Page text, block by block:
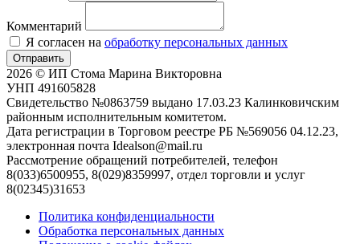
Комментарий
Я согласен на обработку персональных данных
Отправить
2026 © ИП Стома Марина Викторовна
УНП 491605828
Свидетельство №0863759 выдано 17.03.23 Калинковичским
районным исполнительным комитетом.
Дата регистрации в Торговом реестре РБ №569056 04.12.23,
электронная почта Idealson@mail.ru
Рассмотрение обращений потребителей, телефон
8(033)6500955, 8(029)8359997, отдел торговли и услуг
8(02345)31653
Политика конфиденциальности
Обработка персональных данных